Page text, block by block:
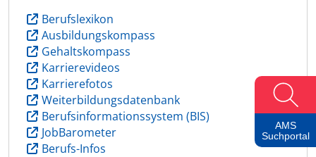
Berufslexikon
Ausbildungskompass
Gehaltskompass
Karrierevideos
Karrierefotos
Weiterbildungsdatenbank
Berufsinformationssystem (BIS)
JobBarometer
Berufs-Infos
AMS
Suchportal